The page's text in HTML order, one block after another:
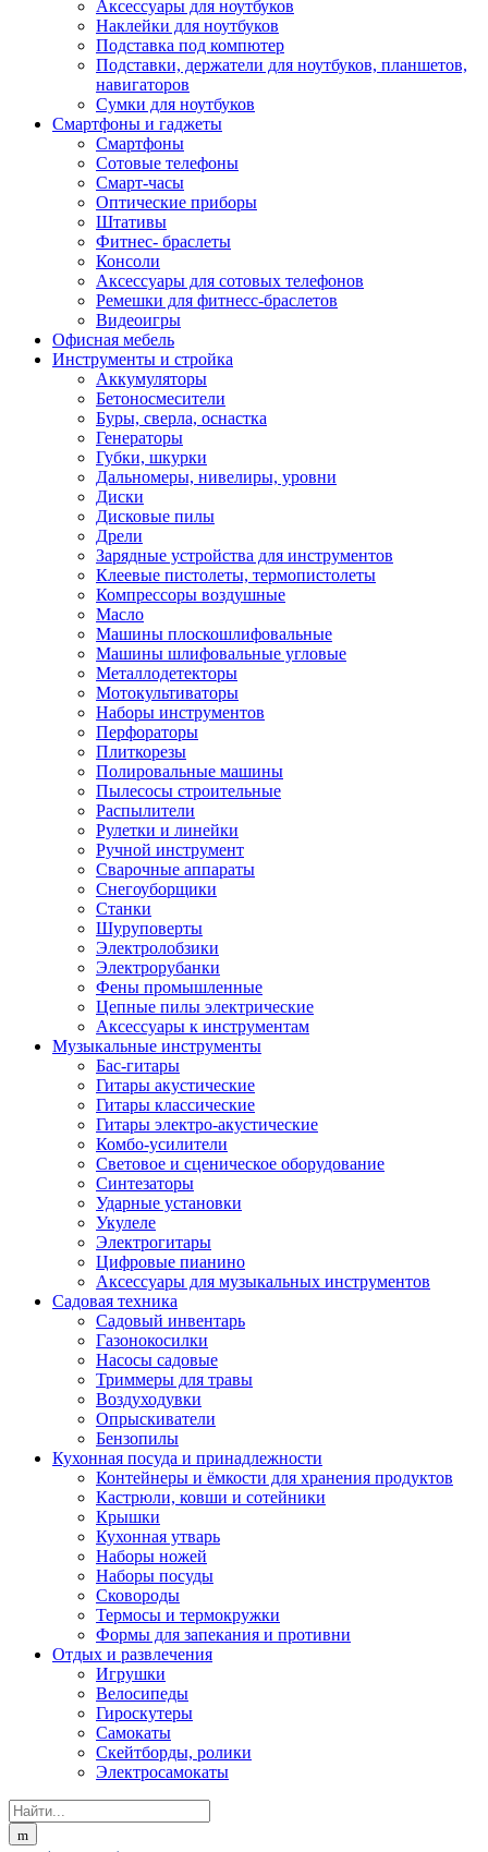
Аксессуары для ноутбуков
Наклейки для ноутбуков
Подставка под компютер
Подставки, держатели для ноутбуков, планшетов,
навигаторов
Сумки для ноутбуков
Смартфоны и гаджеты
Смартфоны
Сотовые телефоны
Смарт-часы
Оптические приборы
Штативы
Фитнес- браслеты
Консоли
Аксессуары для сотовых телефонов
Ремешки для фитнесс-браслетов
Видеоигры
Офисная мебель
Инструменты и стройка
Аккумуляторы
Бетоносмесители
Буры, сверла, оснастка
Генераторы
Губки, шкурки
Дальномеры, нивелиры, уровни
Диски
Дисковые пилы
Дрели
Зарядные устройства для инструментов
Клеевые пистолеты, термопистолеты
Компрессоры воздушные
Масло
Машины плоскошлифовальные
Машины шлифовальные угловые
Металлодетекторы
Мотокультиваторы
Наборы инструментов
Перфораторы
Плиткорезы
Полировальные машины
Пылесосы строительные
Распылители
Рулетки и линейки
Ручной инструмент
Сварочные аппараты
Снегоуборщики
Станки
Шуруповерты
Электролобзики
Электрорубанки
Фены промышленные
Цепные пилы электрические
Аксессуары к инструментам
Музыкальные инструменты
Бас-гитары
Гитары акустические
Гитары классические
Гитары электро-акустические
Комбо-усилители
Световое и сценическое оборудование
Синтезаторы
Ударные установки
Укулеле
Электрогитары
Цифровые пианино
Аксессуары для музыкальных инструментов
Садовая техника
Садовый инвентарь
Газонокосилки
Насосы садовые
Триммеры для травы
Воздуходувки
Опрыскиватели
Бензопилы
Кухонная посуда и принадлежности
Контейнеры и ёмкости для хранения продуктов
Кастрюли, ковши и сотейники
Крышки
Кухонная утварь
Наборы ножей
Наборы посуды
Сковороды
Термосы и термокружки
Формы для запекания и противни
Отдых и развлечения
Игрушки
Велосипеды
Гироскутеры
Самокаты
Скейтборды, ролики
Электросамокаты
Search
for: